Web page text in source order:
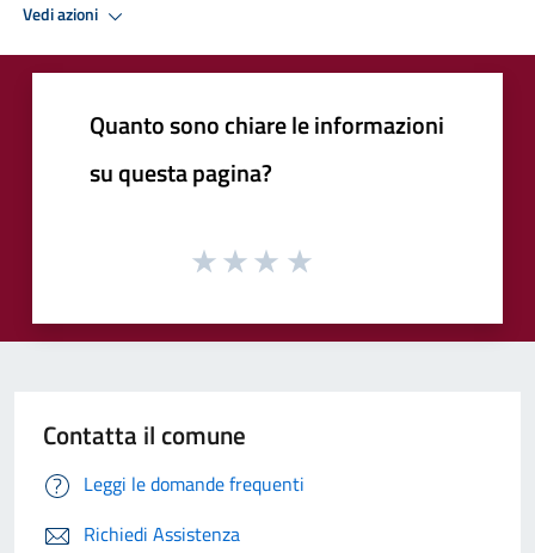
Vedi azioni
Quanto sono chiare le informazioni
su questa pagina?
Contatta il comune
Leggi le domande frequenti
Richiedi Assistenza